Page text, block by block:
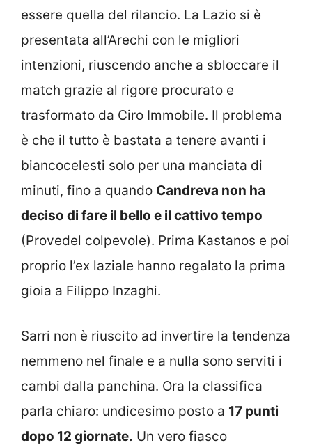
essere quella del rilancio. La Lazio si è
presentata all’Arechi con le migliori
intenzioni, riuscendo anche a sbloccare il
match grazie al rigore procurato e
trasformato da Ciro Immobile. Il problema
è che il tutto è bastata a tenere avanti i
biancocelesti solo per una manciata di
minuti, fino a quando Candreva non ha
deciso di fare il bello e il cattivo tempo
(Provedel colpevole). Prima Kastanos e poi
proprio l’ex laziale hanno regalato la prima
gioia a Filippo Inzaghi.
Sarri non è riuscito ad invertire la tendenza
nemmeno nel finale e a nulla sono serviti i
cambi dalla panchina. Ora la classifica
parla chiaro: undicesimo posto a 17 punti
dopo 12 giornate. Un vero fiasco